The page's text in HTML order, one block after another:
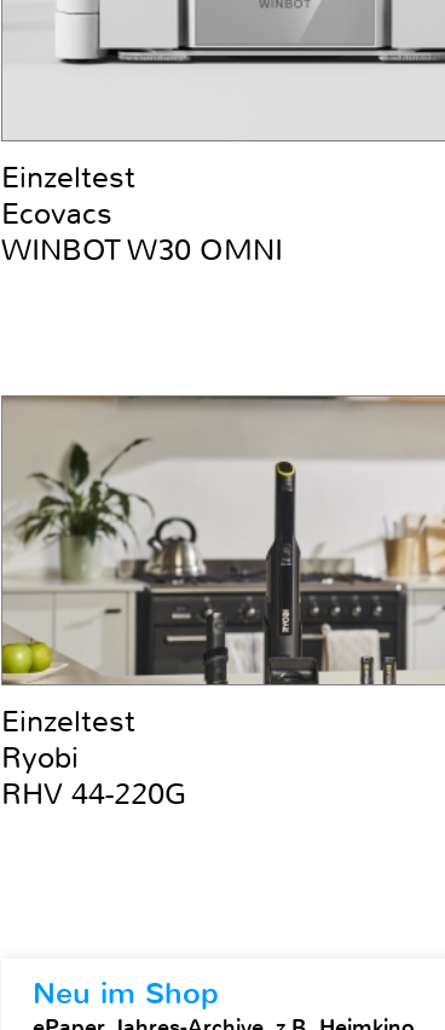
Neu im Shop
Einzeltest
Ecovacs
WINBOT W30 OMNI
Einzeltest
Ryobi
RHV 44-220G